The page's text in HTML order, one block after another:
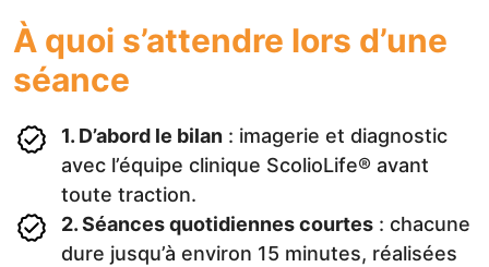
À quoi s’attendre lors d’une
séance
1. D’abord le bilan : imagerie et diagnostic
avec l’équipe clinique ScolioLife® avant
toute traction.
2. Séances quotidiennes courtes : chacune
dure jusqu’à environ 15 minutes, réalisées